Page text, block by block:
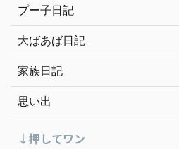
プー子日記
大ばあば日記
家族日記
思い出
↓押してワン